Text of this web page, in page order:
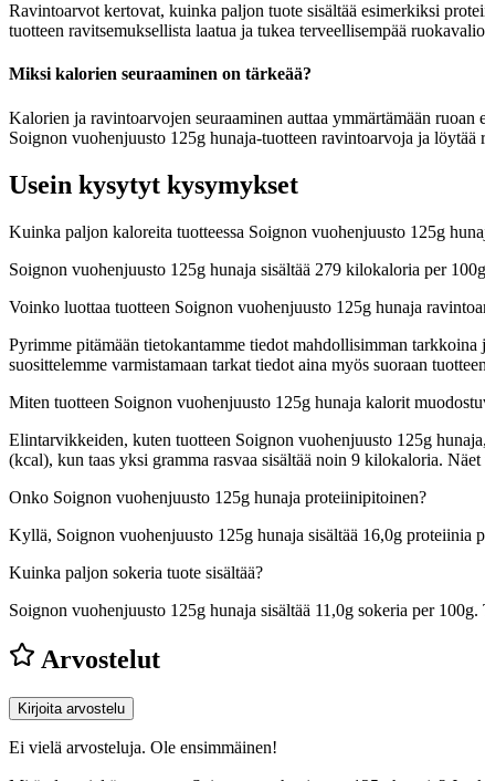
Ravintoarvot kertovat, kuinka paljon tuote sisältää esimerkiksi
tuotteen ravitsemuksellista laatua ja tukea terveellisempää
Miksi kalorien seuraaminen on tärkeää?
Kalorien ja ravintoarvojen seuraaminen auttaa ymmärtämään
Soignon vuohenjuusto 125g hunaja-tuotteen ravintoarvoja ja
Usein kysytyt kysymykset
Kuinka paljon kaloreita tuotteessa Soignon vuohenjuusto 125g
Soignon vuohenjuusto 125g hunaja sisältää 279 kilokaloria per
Voinko luottaa tuotteen Soignon vuohenjuusto 125g hunaja
Pyrimme pitämään tietokantamme tiedot mahdollisimman
suosittelemme varmistamaan tarkat tiedot aina myös suoraan
Miten tuotteen Soignon vuohenjuusto 125g hunaja kalorit
Elintarvikkeiden, kuten tuotteen Soignon vuohenjuusto 125g
(kcal), kun taas yksi gramma rasvaa sisältää noin 9 kilokaloria.
Onko Soignon vuohenjuusto 125g hunaja proteiinipitoinen?
Kyllä, Soignon vuohenjuusto 125g hunaja sisältää 16,0g proteiinia
Kuinka paljon sokeria tuote sisältää?
Soignon vuohenjuusto 125g hunaja sisältää 11,0g sokeria per 100g.
Arvostelut
Kirjoita arvostelu
Ei vielä arvosteluja. Ole ensimmäinen!